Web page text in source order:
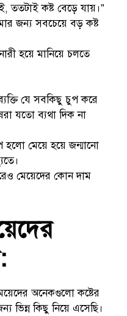
ততটাই কষ্ট বেড়ে যায়।”
জন্য সবচেয়ে বড় কষ্ট
হয়ে মানিয়ে চলতে
যে সবকিছু চুপ করে
যতো ব্যথা দিক না
হলো মেয়ে হয়ে জন্মানো
মেয়েদের কোন দাম
অনেকগুলো কষ্টের
ভিন্ন কিছু নিয়ে এসেছি।